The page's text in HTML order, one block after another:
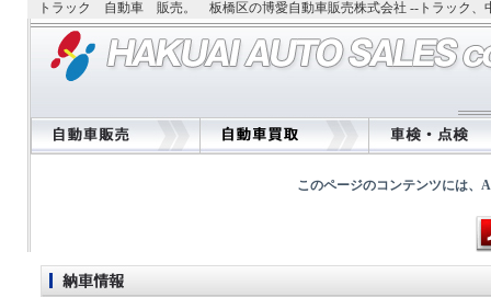
トラック 自動車 販売。 板橋区の博愛自動車販売株式会社 --トラック、
このページのコンテンツには、